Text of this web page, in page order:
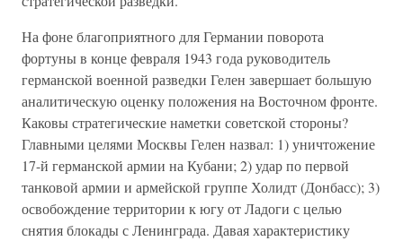
На фоне благоприятного для Германии поворота
фортуны в конце февраля 1943 года руководитель
германской военной разведки Гелен завершает большую
аналитическую оценку положения на Восточном фронте.
Каковы стратегические наметки советской стороны?
Главными целями Москвы Гелен назвал: 1) уничтожение
17-й германской армии на Кубани; 2) удар по первой
танковой армии и армейской группе Холидт (Донбасс); 3)
освобождение территории к югу от Ладоги с целью
снятия блокады с Ленинграда. Давая характеристику